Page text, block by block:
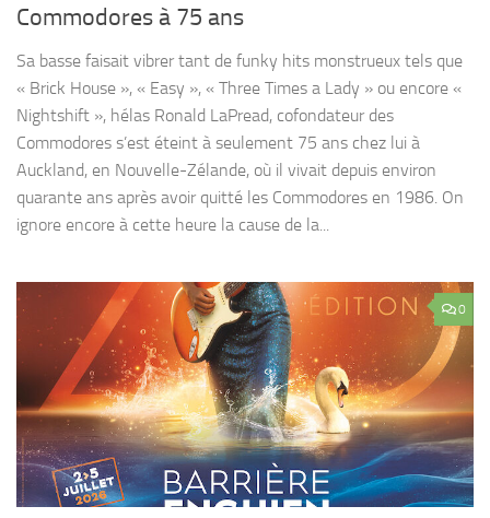
Commodores à 75 ans
Sa basse faisait vibrer tant de funky hits monstrueux tels que
« Brick House », « Easy », « Three Times a Lady » ou encore «
Nightshift », hélas Ronald LaPread, cofondateur des
Commodores s’est éteint à seulement 75 ans chez lui à
Auckland, en Nouvelle-Zélande, où il vivait depuis environ
quarante ans après avoir quitté les Commodores en 1986. On
ignore encore à cette heure la cause de la...
0